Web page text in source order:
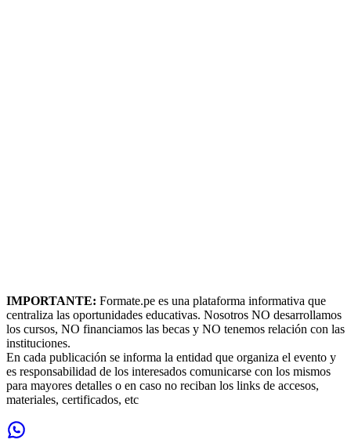
IMPORTANTE: Formate.pe es una plataforma informativa que
centraliza las oportunidades educativas. Nosotros NO desarrollamos
los cursos, NO financiamos las becas y NO tenemos relación con las
instituciones.
En cada publicación se informa la entidad que organiza el evento y
es responsabilidad de los interesados comunicarse con los mismos
para mayores detalles o en caso no reciban los links de accesos,
materiales, certificados, etc